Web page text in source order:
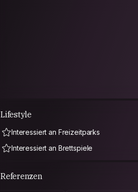
Lifestyle
Interessiert an Freizeitparks
Interessiert an Brettspiele
Referenzen